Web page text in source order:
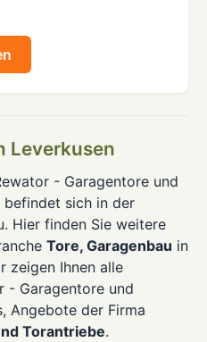
Leverkusen
- Garagentore und
befindet sich in der
Hier finden Sie weitere
Tore, Garagenbau in
zeigen Ihnen alle
- Garagentore und
Angebote der Firma
Torantriebe.